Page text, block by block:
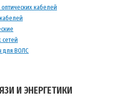
кабелей
сетей
для ВОЛС
И ЭНЕРГЕТИКИ